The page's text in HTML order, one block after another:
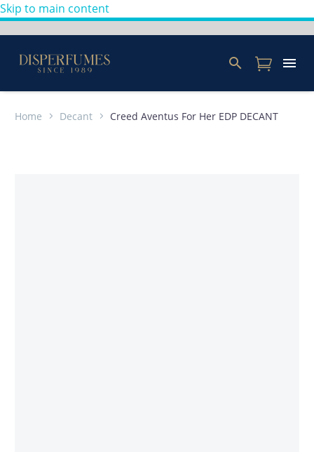
Skip to main content
Home Decant Creed Aventus For Her EDP DECANT